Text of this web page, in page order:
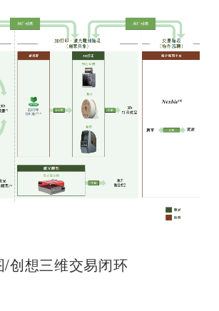
/创想三维交易闭环